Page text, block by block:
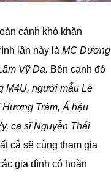
cảnh khó khăn
lần này là MC Dương
Vỹ Dạ. Bên cạnh đó
M4U, người mẫu Lê
Tràm, Á hậu
ca sĩ Nguyễn Thái
cả sẽ cùng tham gia
gia đình có hoàn